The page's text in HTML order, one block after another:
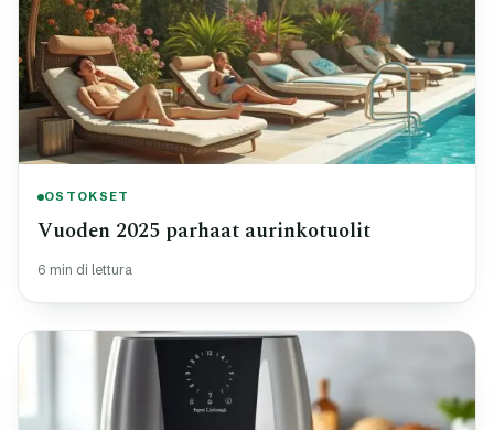
OSTOKSET
Vuoden 2025 parhaat aurinkotuolit
6 min di lettura